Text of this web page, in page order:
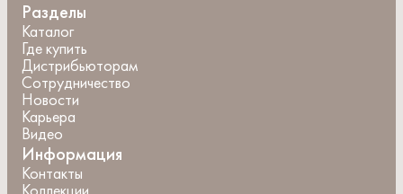
Разделы
Каталог
Где купить
Дистрибьюторам
Сотрудничество
Новости
Карьера
Видео
Информация
Контакты